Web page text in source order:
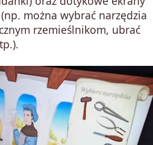
można wybrać narzędzia
rzemieślnikom, ubrać